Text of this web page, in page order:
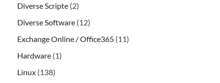
Diverse Scripte (2)
Diverse Software (12)
Exchange Online / Office365 (11)
Hardware (1)
Linux (138)